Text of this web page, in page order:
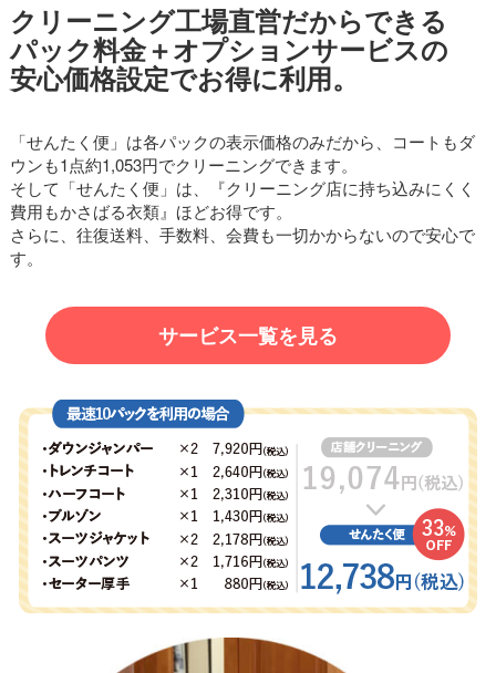
クリーニング工場直営だからできる
パック料金＋オプションサービスの
安心価格設定でお得に利用。
「せんたく便」は各パックの表示価格のみだから、コートもダ
ウンも1点約1,053円でクリーニングできます。
そして「せんたく便」は、『クリーニング店に持ち込みにくく
費用もかさばる衣類』ほどお得です。
さらに、往復送料、手数料、会費も一切かからないので安心で
す。
サービス一覧を見る